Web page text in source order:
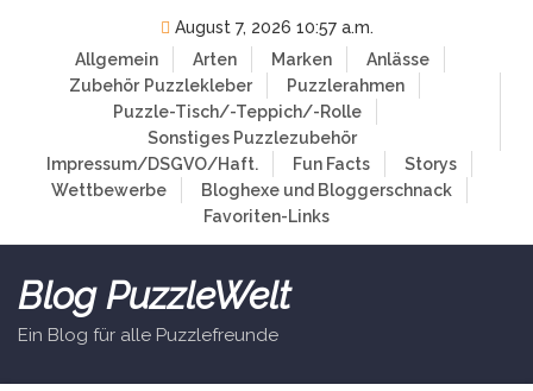
August 7, 2026 10:57 a.m.
Allgemein
Arten Marken
Anlässe
Zubehör Puzzlekleber
Puzzlerahmen
Puzzle-Tisch/-Teppich/-Rolle
Sonstiges Puzzlezubehör
Impressum/DSGVO/Haft.
Fun Facts
Storys
Wettbewerbe
Bloghexe und Bloggerschnack
Favoriten-Links
Blog PuzzleWelt
Ein Blog für alle Puzzlefreunde